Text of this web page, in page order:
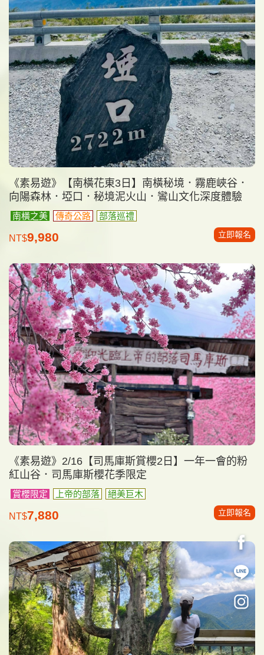
《素易遊》【南橫花東3日】南橫秘境．霧鹿峽谷．
向陽森林．埡口．秘境泥火山．鸞山文化深度體驗
南橫之美 傳奇公路 部落巡禮
NT$9,980 立即報名
《素易遊》2/16【司馬庫斯賞櫻2日】一年一會的粉
紅山谷．司馬庫斯櫻花季限定
賞櫻限定 上帝的部落 絕美巨木
NT$7,880 立即報名